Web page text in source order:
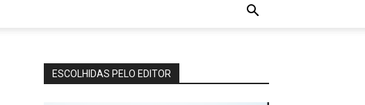
ESCOLHIDAS PELO EDITOR